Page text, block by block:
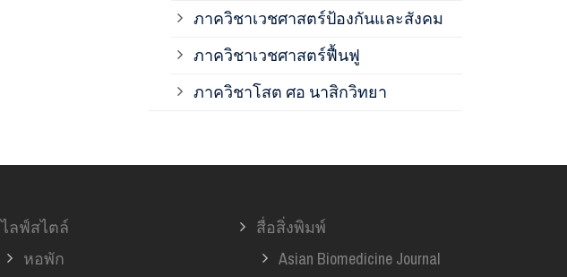
ภาควิชาเวชศาสตร์ป้องกันและสังคม
ภาควิชาเวชศาสตร์ฟื้นฟู
ภาควิชาโสต ศอ นาสิกวิทยา
ไลฟ์สไตล์
หอพัก
สื่อสิ่งพิมพ์
Asian Biomedicine Journal